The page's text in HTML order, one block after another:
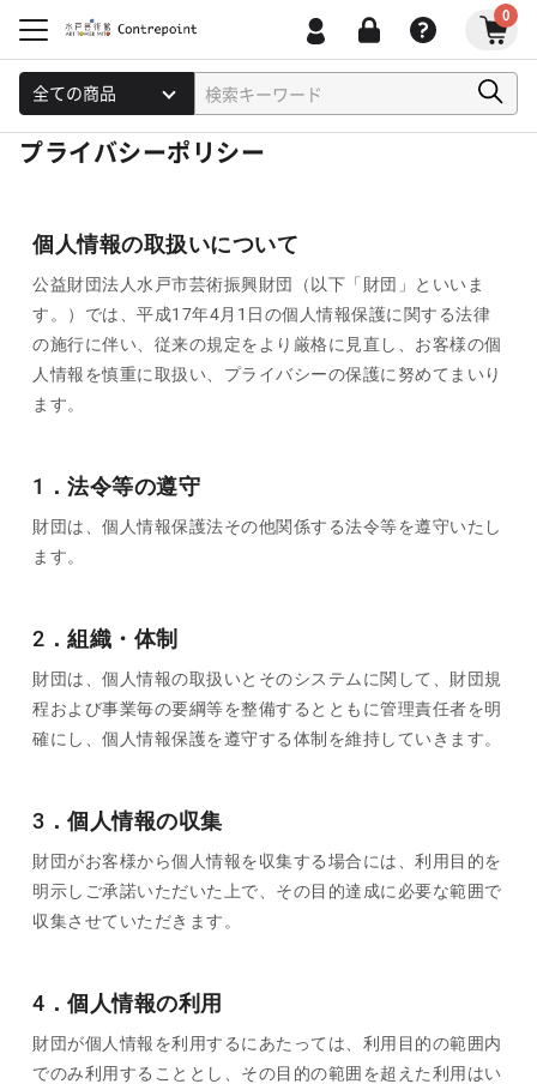
0
プライバシーポリシー
個人情報の取扱いについて
公益財団法人水戸市芸術振興財団（以下「財団」といいま
す。）では、平成17年4月1日の個人情報保護に関する法律
の施行に伴い、従来の規定をより厳格に見直し、お客様の個
人情報を慎重に取扱い、プライバシーの保護に努めてまいり
ます。
1．法令等の遵守
財団は、個人情報保護法その他関係する法令等を遵守いたし
ます。
2．組織・体制
財団は、個人情報の取扱いとそのシステムに関して、財団規
程および事業毎の要綱等を整備するとともに管理責任者を明
確にし、個人情報保護を遵守する体制を維持していきます。
3．個人情報の収集
財団がお客様から個人情報を収集する場合には、利用目的を
明示しご承諾いただいた上で、その目的達成に必要な範囲で
収集させていただきます。
4．個人情報の利用
財団が個人情報を利用するにあたっては、利用目的の範囲内
でのみ利用することとし、その目的の範囲を超えた利用はい